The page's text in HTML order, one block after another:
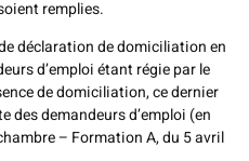
remplies.
déclaration de domiciliation en
d’emploi étant régie par le
de domiciliation, ce dernier
des demandeurs d’emploi (en
– Formation A, du 5 avril